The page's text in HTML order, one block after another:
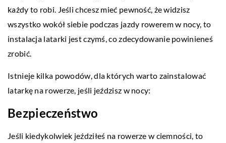
każdy to robi. Jeśli chcesz mieć pewność, że widzisz
wszystko wokół siebie podczas jazdy rowerem w nocy, to
instalacja latarki jest czymś, co zdecydowanie powinieneś
zrobić.
Istnieje kilka powodów, dla których warto zainstalować
latarkę na rowerze, jeśli jeździsz w nocy:
Bezpieczeństwo
Jeśli kiedykolwiek jeździłeś na rowerze w ciemności, to